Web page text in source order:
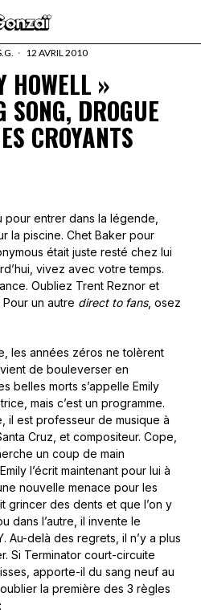
12 AVRIL 2010
HOWELL »
SONG, DROGUE
CROYANTS
entrer dans la légende,
la piscine. Chet Baker pour
était juste resté chez lui
vivez avec votre temps.
Oubliez Trent Reznor et
un autre direct to fans, osez
les années zéros ne tolèrent
de bouleverser en
belles morts s’appelle Emily
mais c’est un programme.
il est professeur de musique à
Cruz, et compositeur. Cope,
un coup de main
l’écrit maintenant pour lui à
nouvelle menace pour les
grincer des dents et que l’on y
dans l’autre, il invente le
Au-delà des regrets, il n’y a plus
Si Terminator court-circuite
apporte-il du sang neuf au
la première des 3 règles